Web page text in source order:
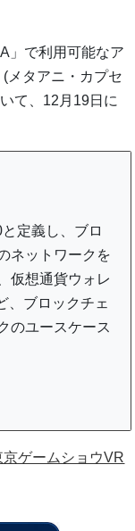
」で利用可能なア
メタアニ・カプセ
て、12月19日に
定義し、ブロ
ネットワークを
仮想通貨ウォレ
、ブロックチェ
のユースケース
ゲームショウVR